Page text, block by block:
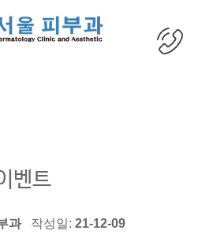
벤트
과 작성일:21-12-09